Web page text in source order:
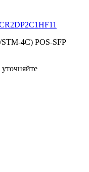
4C) POS-SFP